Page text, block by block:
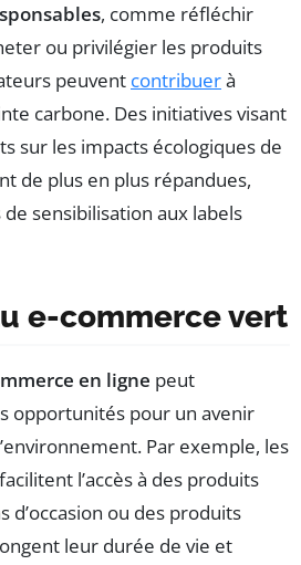
, comme réfléchir
ou privilégier les produits
peuvent contribuerà
carbone. Des initiatives visant
sur les impacts écologiques de
de plus en plus répandues,
sensibilisation aux labels
e-commerce vert
en ligne peut
opportunités pour un avenir
Par exemple, les
l’accès à des produits
d’occasion ou des produits
leur durée de vie et